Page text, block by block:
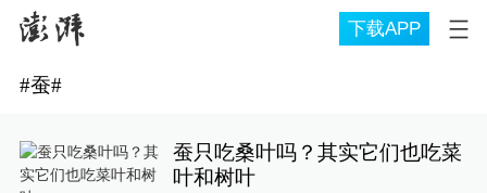
下载APP
#蚕#
蚕只吃桑叶吗？其实它们也吃菜
叶和树叶